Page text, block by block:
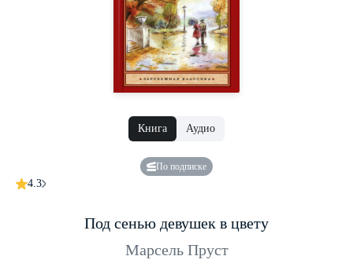
Книга Аудио
По подписке
4.3
Под сенью девушек в цвету
Марсель Пруст